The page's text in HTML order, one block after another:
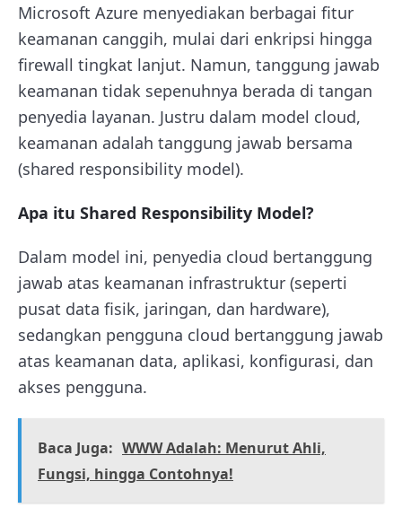
Microsoft Azure menyediakan berbagai fitur
keamanan canggih, mulai dari enkripsi hingga
firewall tingkat lanjut. Namun, tanggung jawab
keamanan tidak sepenuhnya berada di tangan
penyedia layanan. Justru dalam model cloud,
keamanan adalah tanggung jawab bersama
(shared responsibility model).
Apa itu Shared Responsibility Model?
Dalam model ini, penyedia cloud bertanggung
jawab atas keamanan infrastruktur (seperti
pusat data fisik, jaringan, dan hardware),
sedangkan pengguna cloud bertanggung jawab
atas keamanan data, aplikasi, konfigurasi, dan
akses pengguna.
Baca Juga: WWW Adalah: Menurut Ahli,
Fungsi, hingga Contohnya!